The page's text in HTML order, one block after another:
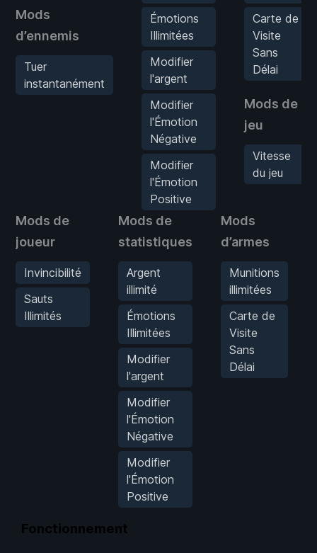
Mods
d’ennemis
Tuer
instantanément
Émotions
Illimitées
Modifier
l'argent
Modifier
l'Émotion
Négative
Modifier
l'Émotion
Positive
Carte de
Visite
Sans
Délai
Mods de
jeu
Vitesse
du jeu
Mods de
joueur
Invincibilité
Sauts
Illimités
Mods de
statistiques
Argent
illimité
Émotions
Illimitées
Modifier
l'argent
Modifier
l'Émotion
Négative
Modifier
l'Émotion
Positive
Mods
d’armes
Munitions
illimitées
Carte de
Visite
Sans
Délai
Fonctionnement